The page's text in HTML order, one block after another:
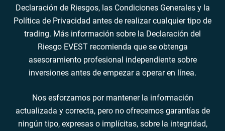
Declaración de Riesgos, las Condiciones Generales y la
Política de Privacidad antes de realizar cualquier tipo de
trading. Más información sobre la Declaración del
Riesgo EVEST recomienda que se obtenga
asesoramiento profesional independiente sobre
inversiones antes de empezar a operar en línea.
Nos esforzamos por mantener la información
actualizada y correcta, pero no ofrecemos garantías de
ningún tipo, expresas o implícitas, sobre la integridad,